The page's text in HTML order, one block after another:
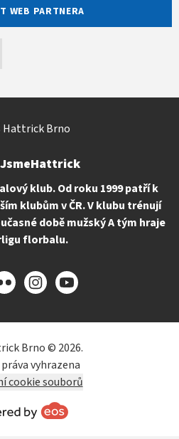
WEB PARTNERA
klub. Od roku 1999 patří k
klubům v ČR. V klubu trénují
době mužský A tým hraje
florbalu.
Instagram
YouTube
Brno © 2026.
vyhrazena
cookie souborů